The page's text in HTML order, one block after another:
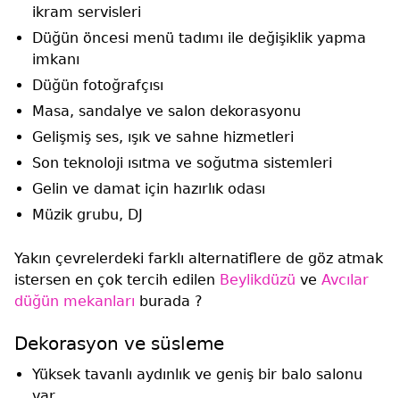
ikram servisleri
Düğün öncesi menü tadımı ile değişiklik yapma
imkanı
Düğün fotoğrafçısı
Masa, sandalye ve salon dekorasyonu
Gelişmiş ses, ışık ve sahne hizmetleri
Son teknoloji ısıtma ve soğutma sistemleri
Gelin ve damat için hazırlık odası
Müzik grubu, DJ
Yakın çevrelerdeki farklı alternatiflere de göz atmak
istersen en çok tercih edilen Beylikdüzü ve Avcılar
düğün mekanları burada ?
Dekorasyon ve süsleme
Yüksek tavanlı aydınlık ve geniş bir balo salonu